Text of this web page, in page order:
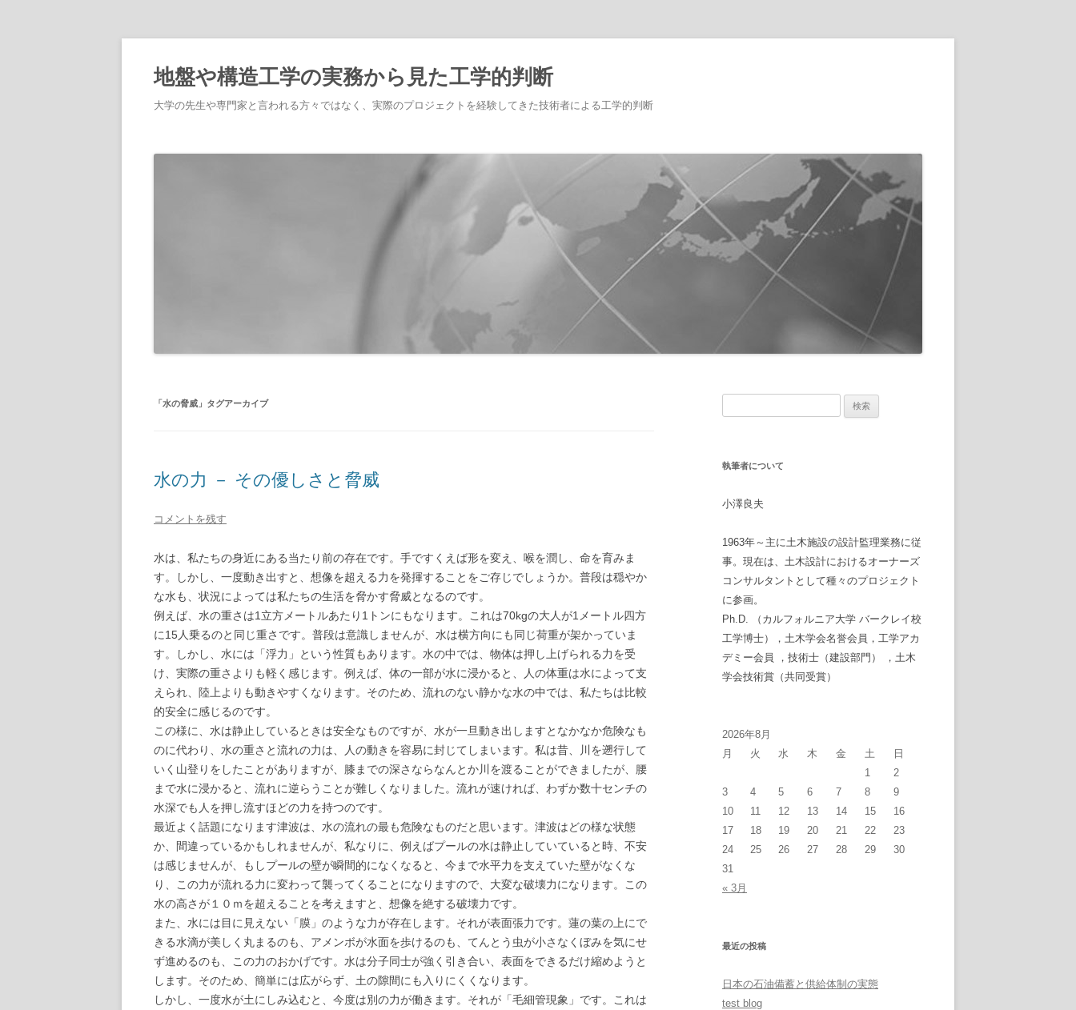
地盤や構造工学の実務から見た工学的判断
大学の先生や専門家と言われる方々ではなく、実際のプロジェクトを経験してきた技術者による工学的判断
ン
キ
ッ
「水の脅威 」タグアーカイブ
水の力 － その優しさと脅威
コメントを残す
水は、私たちの身近にある当たり前の存在です。手ですくえば形を変え、喉を潤し、命を育みま
す。しかし、一度動き出すと、想像を超える力を発揮することをご存じでしょうか。普段は穏やか
な水も、状況によっては私たちの生活を脅かす脅威となるのです。
例えば、水の重さは1立方メートルあたり1トンにもなります。これは70kgの大人が1メートル四方
に15人乗るのと同じ重さです。普段は意識しませんが、水は横方向にも同じ荷重が架かっていま
す。しかし、水には「浮力」という性質もあります。水の中では、物体は押し上げられる力を受
け、実際の重さよりも軽く感じます。例えば、体の一部が水に浸かると、人の体重は水によって支
えられ、陸上よりも動きやすくなります。そのため、流れのない静かな水の中では、私たちは比較
的安全に感じるのです。
この様に、水は静止しているときは安全なものですが、水が一旦動き出しますとなかなか危険なも
のに代わり、水の重さと流れの力は、人の動きを容易に封じてしまいます。私は昔、川を遡行して
いく山登りをしたことがありますが、膝までの深さならなんとか川を渡ることができましたが、腰
まで水に浸かると、流れに逆らうことが難しくなりました。流れが速ければ、わずか数十センチの
水深でも人を押し流すほどの力を持つのです。
最近よく話題になります津波は、水の流れの最も危険なものだと思います。津波はどの様な状態
か、間違っているかもしれませんが、私なりに、例えばプールの水は静止していていると時、不安
は感じませんが、もしプールの壁が瞬間的になくなると、今まで水平力を支えていた壁がなくな
り、この力が流れる力に変わって襲ってくることになりますので、大変な破壊力になります。この
水の高さが１０ｍを超えることを考えますと、想像を絶する破壊力です。
また、水には目に見えない「膜」のような力が存在します。それが表面張力です。蓮の葉の上にで
きる水滴が美しく丸まるのも、アメンボが水面を歩けるのも、てんとう虫が小さなくぼみを気にせ
ず進めるのも、この力のおかげです。水は分子同士が強く引き合い、表面をできるだけ縮めようと
します。そのため、簡単には広がらず、土の隙間にも入りにくくなります。
しかし、一度水が土にしみ込むと、今度は別の力が働きます。それが「毛細管現象」です。これは
執筆者について
小澤良夫
1963年～主に土木施設の設計監理業務に従
事。現在は、土木設計におけるオーナーズ
コンサルタントとして種々のプロジェクト
に参画。
Ph.D. （カルフォルニア大学 バークレイ校
工学博士），土木学会名誉会員，工学アカ
デミー会員 ，技術士（建設部門） ，土木
学会技術賞（共同受賞）
2026年8月
月
火 水 木 金 土 日
« 3月
1
2
3
4 5 6 7 8
9
10
11 12 13 14 15
16
17
18 19 20 21 22
23
24
25 26 27 28 29
30
31
最近の投稿
日本の石油備蓄と供給体制の実態
test blog